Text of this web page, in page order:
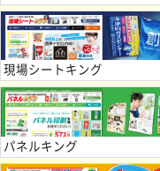
現場シートキング
パネルキング